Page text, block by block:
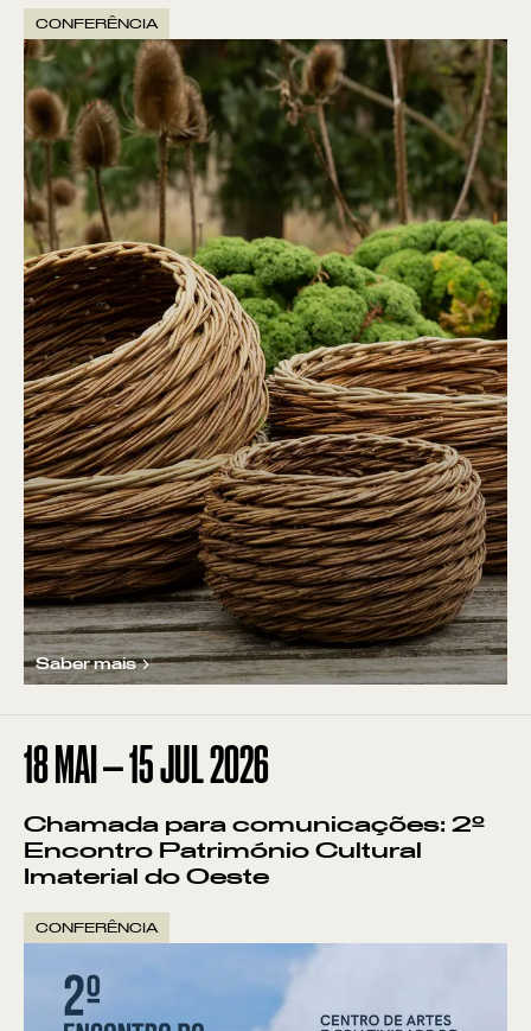
VER POR:
MUSEU ARTESÃO
CONFERÊNCIA
Saber mais
18 MAI —15JUL2026
Chamada para comunicações: 2º
Encontro Património Cultural
Imaterial do Oeste
CONFERÊNCIA